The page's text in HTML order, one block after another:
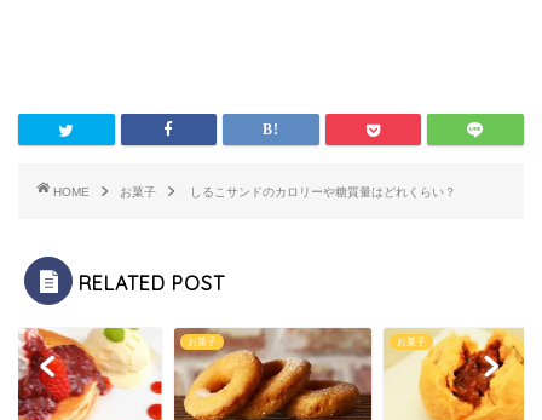
HOME お菓子 しるこサンドのカロリーや糖質量はどれくらい？
RELATED POST
お菓子 お菓子